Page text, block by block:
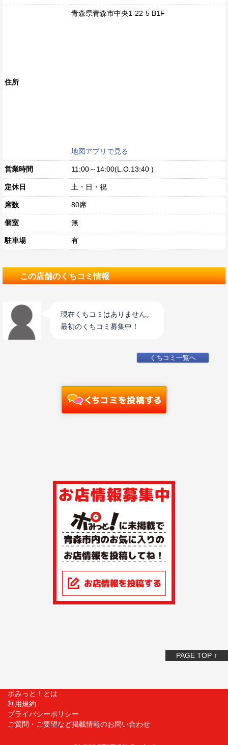
住所
青森県青森市中央1-22-5 B1F
地図アプリで見る
営業時間 11:00～14:00(L.O.13:40 )
定休日 土・日・祝
席数 80席
個室 無
駐車場 有
この店舗のくちコミ情報
現在くちコミはありません。
最初のくちコミ募集中！
くちコミ一覧へ
PAGE TOP ↑
ポみっと！とは
利用規約
プライバシーポリシー
ご質問・ご要望など掲載情報のお問い合わせ